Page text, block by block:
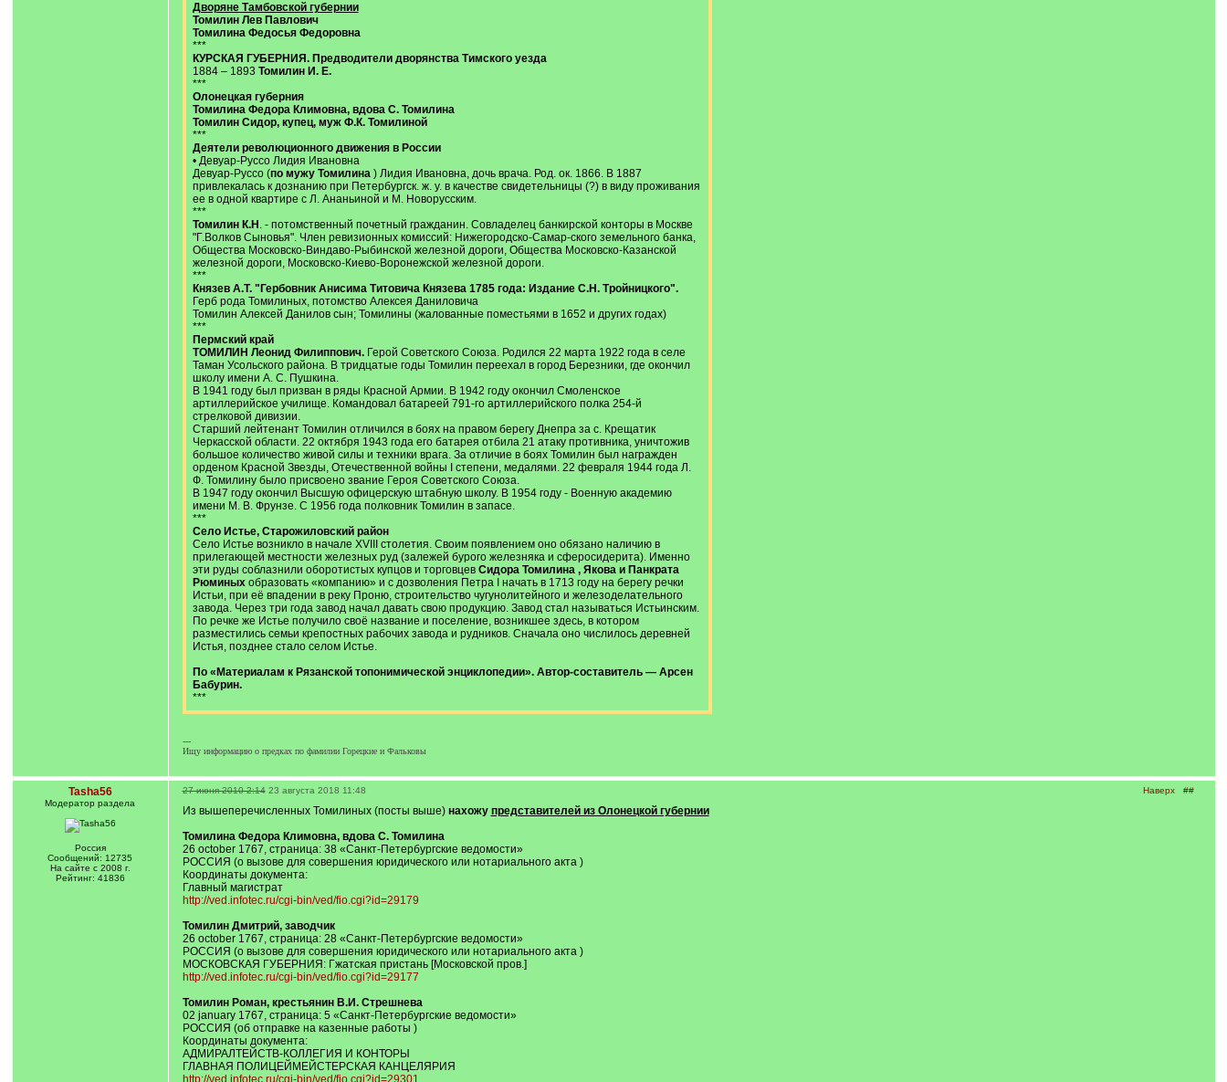
Дворяне Тамбовской губернии
Томилин Лев Павлович
Томилина Федосья Федоровна
***
КУРСКАЯ ГУБЕРНИЯ. Предводители дворянства Тимского уезда
1884 – 1893 Томилин И. Е.
***
Олонецкая губерния
Томилина Федора Климовна, вдова С. Томилина
Томилин Сидор, купец, муж Ф.К. Томилиной
***
Деятели революционного движения в России
• Девуар-Руссо Лидия Ивановна
Девуар-Руссо (по мужу Томилина ) Лидия Ивановна, дочь врача. Род. ок. 1866. В 1887
привлекалась к дознанию при Петербургск. ж. у. в качестве свидетельницы (?) в виду проживания
ее в одной квартире с Л. Ананьиной и М. Новорусским.
***
Томилин К.Н . - потомственный почетный гражданин. Совладелец банкирской конторы в Москве
"Г.Волков Сыновья". Член ревизионных комиссий: Нижегородско-Самар-ского земельного банка,
Общества Московско-Виндаво-Рыбинской железной дороги, Общества Московско-Казанской
железной дороги, Московско-Киево-Воронежской железной дороги.
***
Князев А.Т. "Гербовник Анисима Титовича Князева 1785 года: Издание С.Н. Тройницкого".
Герб рода Томилиных, потомство Алексея Даниловича
Томилин Алексей Данилов сын; Томилины (жалованные поместьями в 1652 и других годах)
***
Пермский край
ТОМИЛИН Леонид Филиппович.Герой Советского Союза. Родился 22 марта 1922 года в селе
Таман Усольского района. В тридцатые годы Томилин переехал в город Березники, где окончил
школу имени А. С. Пушкина.
В 1941 году был призван в ряды Красной Армии. В 1942 году окончил Смоленское
артиллерийское училище. Командовал батареей 791-го артиллерийского полка 254-й
стрелковой дивизии.
Старший лейтенант Томилин отличился в боях на правом берегу Днепра за с. Крещатик
Черкасской области. 22 октября 1943 года его батарея отбила 21 атаку противника, уничтожив
большое количество живой силы и техники врага. За отличие в боях Томилин был награжден
орденом Красной Звезды, Отечественной войны I степени, медалями. 22 февраля 1944 года Л.
Ф. Томилину было присвоено звание Героя Советского Союза.
В 1947 году окончил Высшую офицерскую штабную школу. В 1954 году - Военную академию
имени М. В. Фрунзе. С 1956 года полковник Томилин в запасе.
***
Село Истье, Старожиловский район
Село Истье возникло в начале XVIII столетия. Своим появлением оно обязано наличию в
прилегающей местности железных руд (залежей бурого железняка и сферосидерита). Именно
эти руды соблазнили оборотистых купцов и торговцев Сидора Томилина , Якова и Панкрата
Рюминых образовать «компанию» и с дозволения Петра I начать в 1713 году на берегу речки
Истьи, при её впадении в реку Проню, строительство чугунолитейного и железоделательного
завода. Через три года завод начал давать свою продукцию. Завод стал называться Истьинским.
По речке же Истье получило своё название и поселение, возникшее здесь, в котором
разместились семьи крепостных рабочих завода и рудников. Сначала оно числилось деревней
Истья, позднее стало селом Истье.
По «Материалам к Рязанской топонимической энциклопедии». Автор-составитель — Арсен
Бабурин.
***
---
Ищу информацию о предках по фамилии Горецкие и Фальковы
Tasha56
Модератор раздела
Россия
Сообщений: 12735
На сайте с 2008 г.
Рейтинг: 41836
Наверх ##
27 июня 2010 2:14 23 августа 2018 11:48
Из вышеперечисленных Томилиных (посты выше) нахожу представителей из Олонецкой губернии
Томилина Федора Климовна, вдова С. Томилина
26 october 1767, страница: 38 «Санкт-Петербургские ведомости»
РОССИЯ (о вызове для совершения юридического или нотариального акта )
Координаты документа:
Главный магистрат
http://ved.infotec.ru/cgi-bin/ved/fio.cgi?id=29179
Томилин Дмитрий, заводчик
26 october 1767, страница: 28 «Санкт-Петербургские ведомости»
РОССИЯ (о вызове для совершения юридического или нотариального акта )
МОСКОВСКАЯ ГУБЕРНИЯ: Гжатская пристань [Московской пров.]
http://ved.infotec.ru/cgi-bin/ved/fio.cgi?id=29177
Томилин Роман, крестьянин В.И. Стрешнева
02 january 1767, страница: 5 «Санкт-Петербургские ведомости»
РОССИЯ (об отправке на казенные работы )
Координаты документа:
АДМИРАЛТЕЙСТВ-КОЛЛЕГИЯ И КОНТОРЫ
ГЛАВНАЯ ПОЛИЦЕЙМЕЙСТЕРСКАЯ КАНЦЕЛЯРИЯ
http://ved.infotec.ru/cgi-bin/ved/fio.cgi?id=29301